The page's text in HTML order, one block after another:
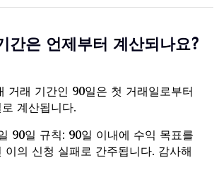
간은 언제부터 계산되나요?
거래 기간인 90일은 첫 거래일로부터
계산됩니다.
90일 규칙: 90일 이내에 수익 목표를
이의 신청 실패로 간주됩니다. 감사해